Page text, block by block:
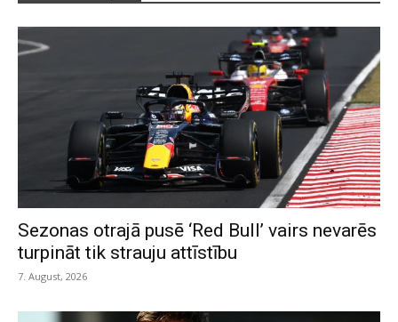
Sezonas otrajā pusē ‘Red Bull’ vairs nevarēs
turpināt tik strauju attīstību
7. August, 2026